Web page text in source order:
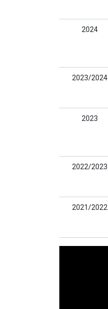
2024
2023/2024
2023
2022/2023
2021/2022